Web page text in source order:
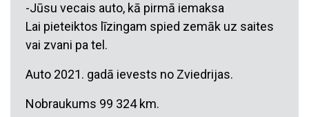
-Jūsu vecais auto, kā pirmā iemaksa
Lai pieteiktos līzingam spied zemāk uz saites
vai zvani pa tel.
Auto 2021. gadā ievests no Zviedrijas.
Nobraukums 99 324 km.